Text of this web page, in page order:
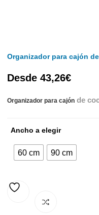
Organizador para cajón
Desde 43,26€
Organizador para cajón de
Ancho a elegir
60 cm 90 cm